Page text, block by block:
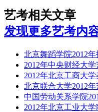
艺考相关文章
发现更多艺考内
北京舞蹈学院2012
2012年中央财经大
2012年北京工商大
北京联合大学2012
中国劳动关系学院
2012年北京工业大